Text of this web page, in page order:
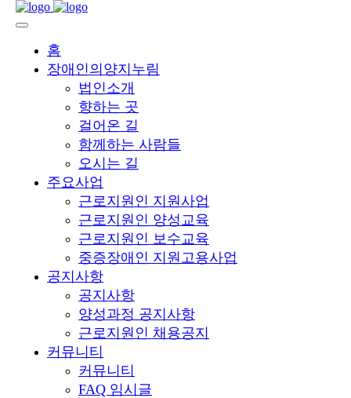
홈
장애인의양지누림
법인소개
향하는 곳
걸어온 길
함께하는 사람들
오시는 길
주요사업
근로지원인 지원사업
근로지원인 양성교육
근로지원인 보수교육
중증장애인 지원고용사업
공지사항
공지사항
양성과정 공지사항
근로지원인 채용공지
커뮤니티
커뮤니티
FAQ 임시글